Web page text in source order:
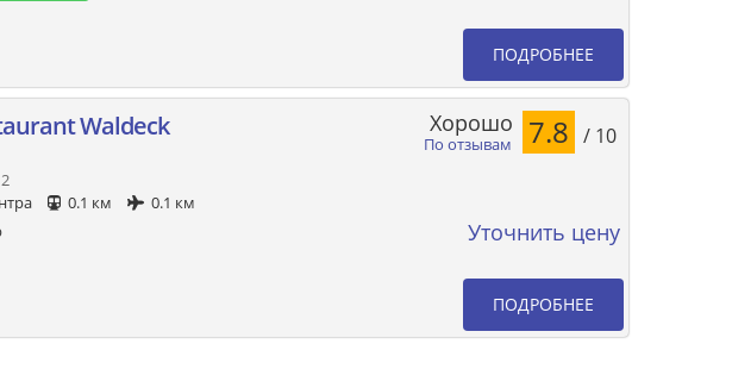
ПОДРОБНЕЕ
Waldeck
0.1 км
0.1 км
По отзывам
Хорошо 7.8 / 10
Уточнить цену
ПОДРОБНЕЕ